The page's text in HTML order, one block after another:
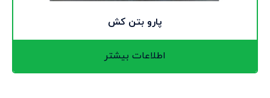
پارو بتن کش
اطلاعات بیشتر